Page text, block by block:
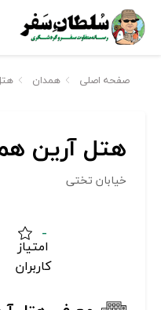
صفحه اصلی همدان
هتل آرین
خیابان تختی
-
امتیاز
کاربران